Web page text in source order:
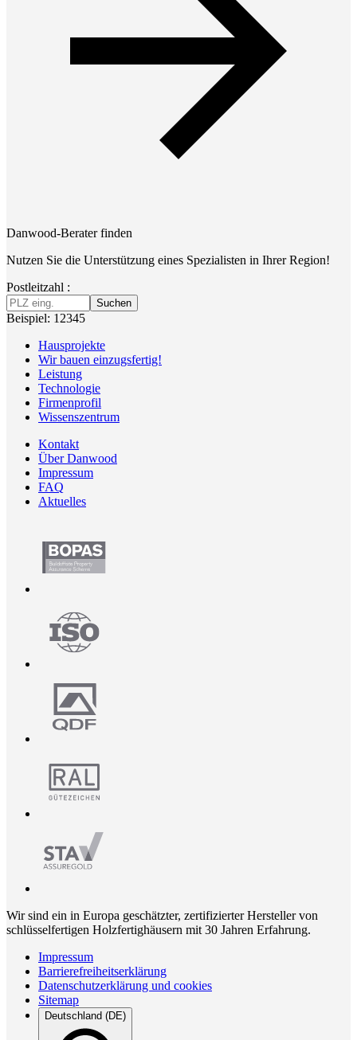
Danwood-Berater finden
Nutzen Sie die Unterstützung eines Spezialisten in Ihrer Region!
Postleitzahl :
Suchen
Beispiel: 12345
Hausprojekte
Wir bauen einzugsfertig!
Leistung
Technologie
Firmenprofil
Wissenszentrum
Kontakt
Über Danwood
Impressum
FAQ
Aktuelles
Wir sind ein in Europa geschätzter, zertifizierter Hersteller von
schlüsselfertigen Holzfertighäusern mit 30 Jahren Erfahrung.
Impressum
Barrierefreiheitserklärung
Datenschutzerklärung und cookies
Sitemap
Deutschland (DE)